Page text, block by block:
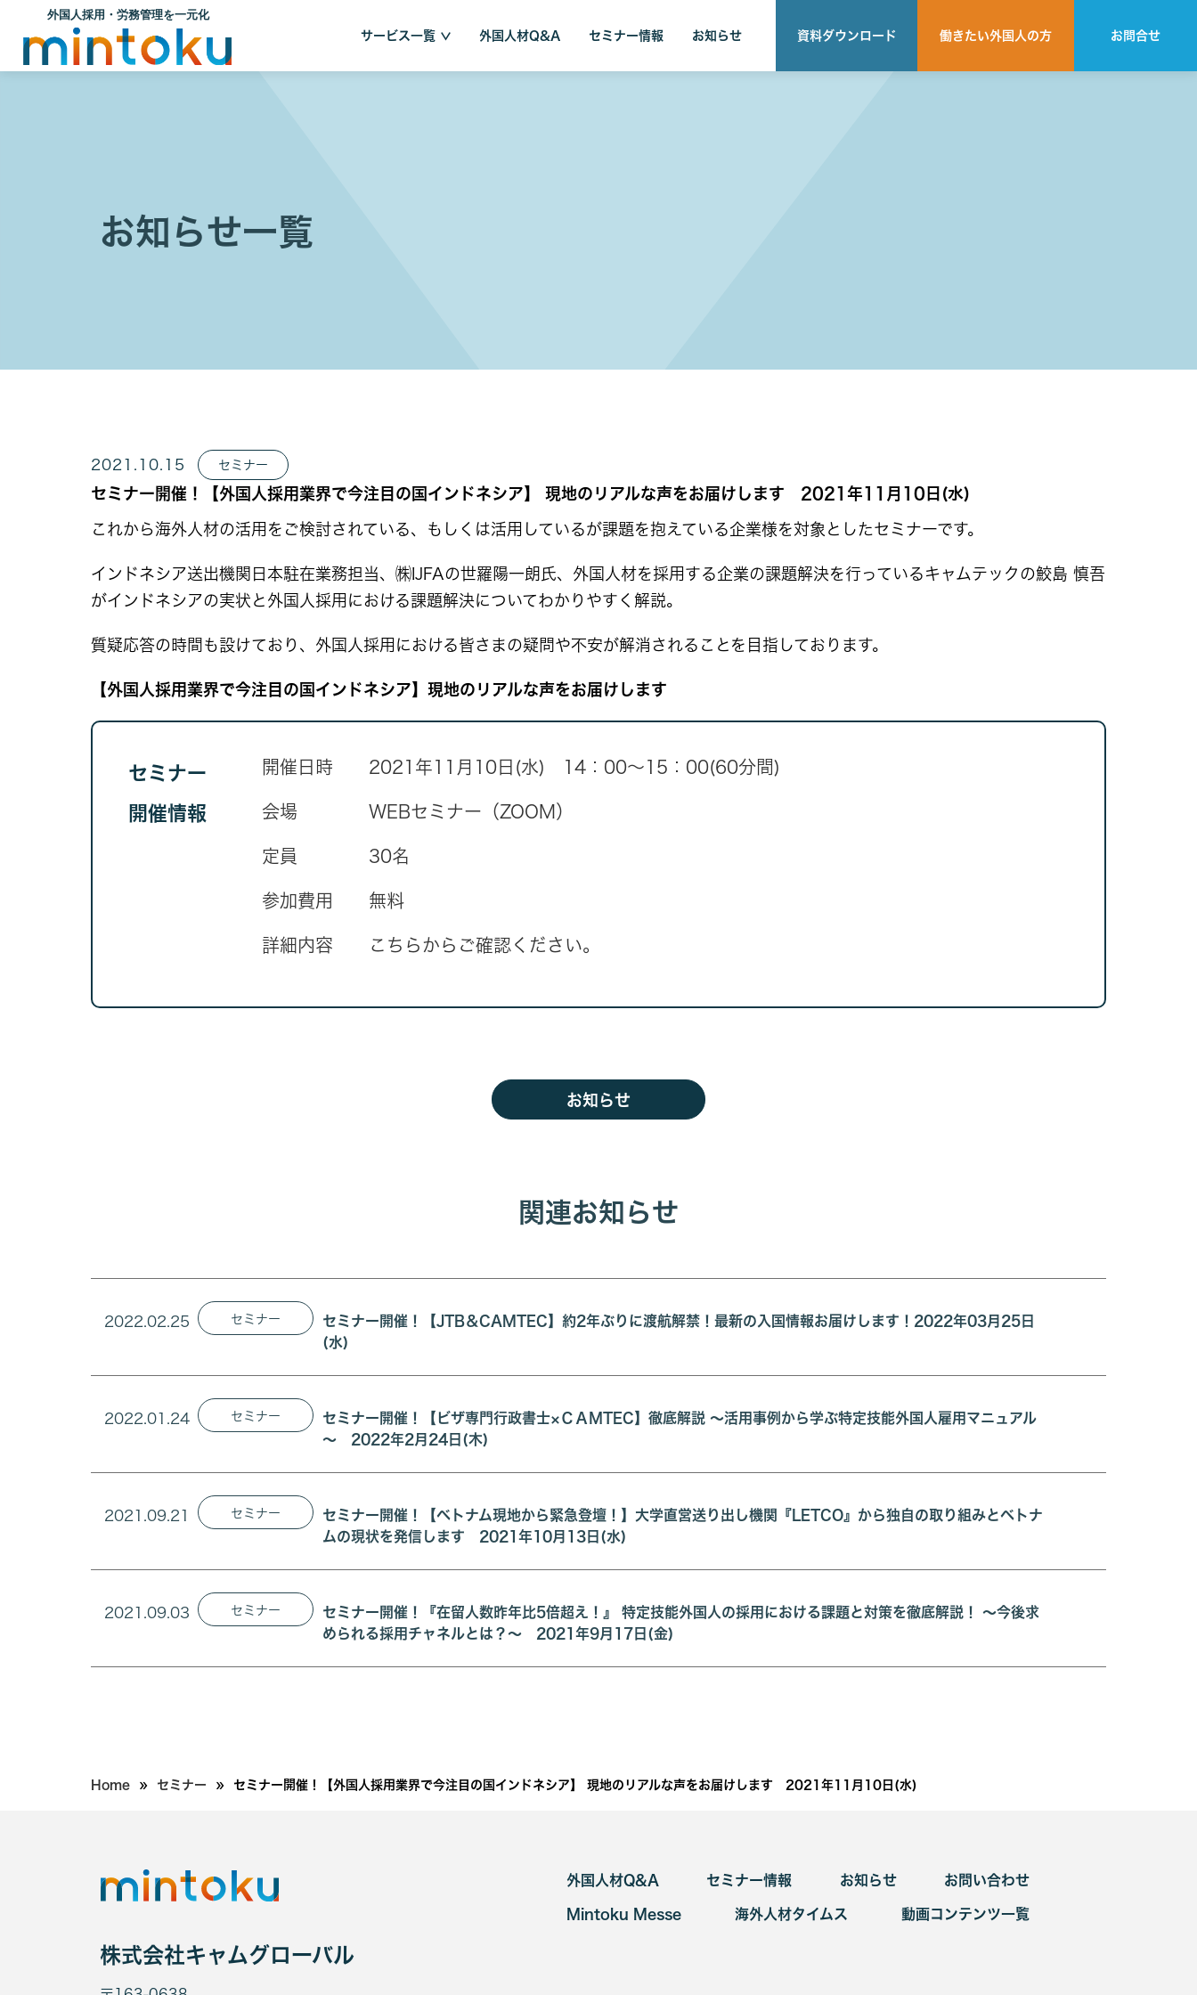
サービス一覧 外国人材Q&A セミナー情報 お知らせ 資料ダウンロード 働きたい外国人の方 お問合せ
お知らせ一覧
2021.10.15 セミナー
セミナー開催！【外国人採用業界で今注目の国インドネシア】 現地のリアルな声をお届けします 2021年11月10日(水)
これから海外人材の活用をご検討されている、もしくは活用しているが課題を抱えている企業様を対象としたセミナーです。
インドネシア送出機関日本駐在業務担当、㈱IJFAの世羅陽一朗氏、外国人材を採用する企業の課題解決を行っているキャムテックの鮫島 慎吾
がインドネシアの実状と外国人採用における課題解決についてわかりやすく解説。
質疑応答の時間も設けており、外国人採用における皆さまの疑問や不安が解消されることを目指しております。
【外国人採用業界で今注目の国インドネシア】現地のリアルな声をお届けします
セミナー
開催情報
開催日時 2021年11月10日(水) 14：00～15：00(60分間)
会場 WEBセミナー（ZOOM）
定員 30名
参加費用 無料
詳細内容 こちらからご確認ください。
お知らせ
関連お知らせ
2022.02.25 セミナー
セミナー開催！【JTB＆CAMTEC】約2年ぶりに渡航解禁！最新の入国情報お届けします！2022年03月25日
(水)
2022.01.24 セミナー
セミナー開催！【ビザ専門行政書士×ＣＡＭTEC】徹底解説 ～活用事例から学ぶ特定技能外国人雇用マニュアル
～ 2022年2月24日(木)
2021.09.21 セミナー
セミナー開催！【ベトナム現地から緊急登壇！】大学直営送り出し機関『LETCO』から独自の取り組みとベトナ
ムの現状を発信します 2021年10月13日(水)
2021.09.03 セミナー
セミナー開催！『在留人数昨年比5倍超え！』 特定技能外国人の採用における課題と対策を徹底解説！ ～今後求
められる採用チャネルとは？～ 2021年9月17日(金)
Home » セミナー » セミナー開催！【外国人採用業界で今注目の国インドネシア】 現地のリアルな声をお届けします 2021年11月10日(水)
株式会社キャムグローバル
外国人材Q&A セミナー情報 お知らせ お問い合わせ
Mintoku Messe 海外人材タイムス 動画コンテンツ一覧